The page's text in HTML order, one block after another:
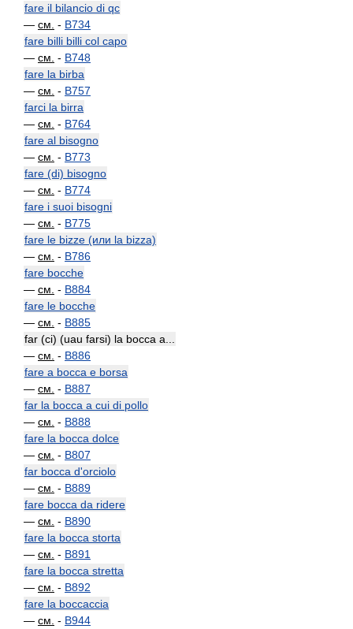
fare il bilancio di qc
— см. - B734
fare billi billi col capo
— см. - B748
fare la birba
— см. - B757
farci la birra
— см. - B764
fare al bisogno
— см. - B773
fare (di) bisogno
— см. - B774
fare i suoi bisogni
— см. - B775
fare le bizze (или la bizza)
— см. - B786
fare bocche
— см. - B884
fare le bocche
— см. - B885
far (ci) (uau farsi) la bocca a...
— см. - B886
fare a bocca e borsa
— см. - B887
far la bocca a cui di pollo
— см. - B888
fare la bocca dolce
— см. - B807
far bocca d'orciolo
— см. - B889
fare bocca da ridere
— см. - B890
fare la bocca storta
— см. - B891
fare la bocca stretta
— см. - B892
fare la boccaccia
— см. - B944